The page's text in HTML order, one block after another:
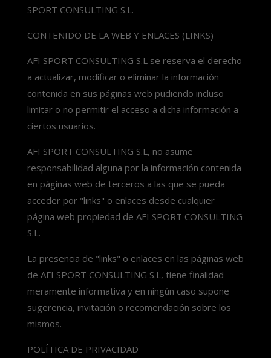
SPORT CONSULTING S.L.
CONTENIDO DE LA WEB Y ENLACES (LINKS)
AFI SPORT CONSULTING S.L se reserva el derecho
a actualizar, modificar o eliminar la información
contenida en sus páginas web pudiendo incluso
limitar o no permitir el acceso a dicha información a
ciertos usuarios.
AFI SPORT CONSULTING S.L, no asume
responsabilidad alguna por la información contenida
en páginas web de terceros a las que se pueda
acceder por "links" o enlaces desde cualquier
página web propiedad de AFI SPORT CONSULTING
S.L.
La presencia de "links" o enlaces en las páginas web
de AFI SPORT CONSULTING S.L, tiene finalidad
meramente informativa y en ningún caso supone
sugerencia, invitación o recomendación sobre los
mismos.
POLÍTICA DE PRIVACIDAD